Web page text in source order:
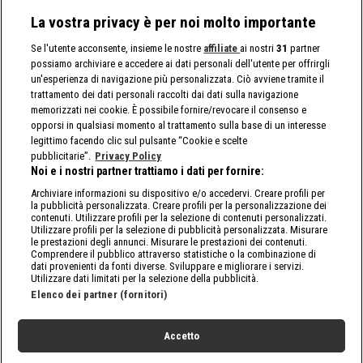
La vostra privacy è per noi molto importante
Se l'utente acconsente, insieme le nostre affiliate ai nostri31 partner
possiamo archiviare e accedere ai dati personali dell'utente per offrirgli
un'esperienza di navigazione più personalizzata. Ciò avviene tramite il
trattamento dei dati personali raccolti dai dati sulla navigazione
memorizzati nei cookie. È possibile fornire/revocare il consenso e
opporsi in qualsiasi momento al trattamento sulla base di un interesse
legittimo facendo clic sul pulsante “Cookie e scelte
pubblicitarie”. Privacy Policy
Noi e i nostri partner trattiamo i dati per fornire:
Archiviare informazioni su dispositivo e/o accedervi. Creare profili per
la pubblicità personalizzata. Creare profili per la personalizzazione dei
contenuti. Utilizzare profili per la selezione di contenuti personalizzati.
Utilizzare profili per la selezione di pubblicità personalizzata. Misurare
le prestazioni degli annunci. Misurare le prestazioni dei contenuti.
Comprendere il pubblico attraverso statistiche o la combinazione di
dati provenienti da fonti diverse. Sviluppare e migliorare i servizi.
Utilizzare dati limitati per la selezione della pubblicità.
Elenco dei partner (fornitori)
Accetto